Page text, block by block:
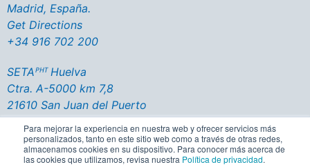
Para mejorar la experiencia en nuestra web y ofrecer servicios más
personalizados, tanto en este sitio web como a través de otras redes,
almacenamos cookies en su dispositivo. Para conocer más acerca de
las cookies que utilizamos, revisa nuestra Política de privacidad.
Madrid, España.
Get Directions
+34 916 702 200
SETAᴾᴴᵀ Huelva
Ctra. A-5000 km 7,8
21610 San Juan del Puerto
Huelva - España
Get Directions
+34 959 356 137